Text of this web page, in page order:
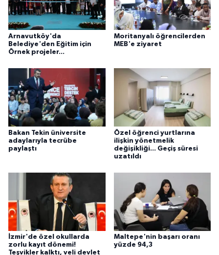
Arnavutköy'da
Belediye'den Eğitim için
Örnek projeler...
Moritanyalı öğrencilerden
MEB'e ziyaret
Bakan Tekin üniversite
adaylarıyla tecrübe
paylaştı
Özel öğrenci yurtlarına
ilişkin yönetmelik
değişikliği... Geçiş süresi
uzatıldı
İzmir'de özel okullarda
zorlu kayıt dönemi!
Teşvikler kalktı, veli devlet
Maltepe'nin başarı oranı
yüzde 94,3